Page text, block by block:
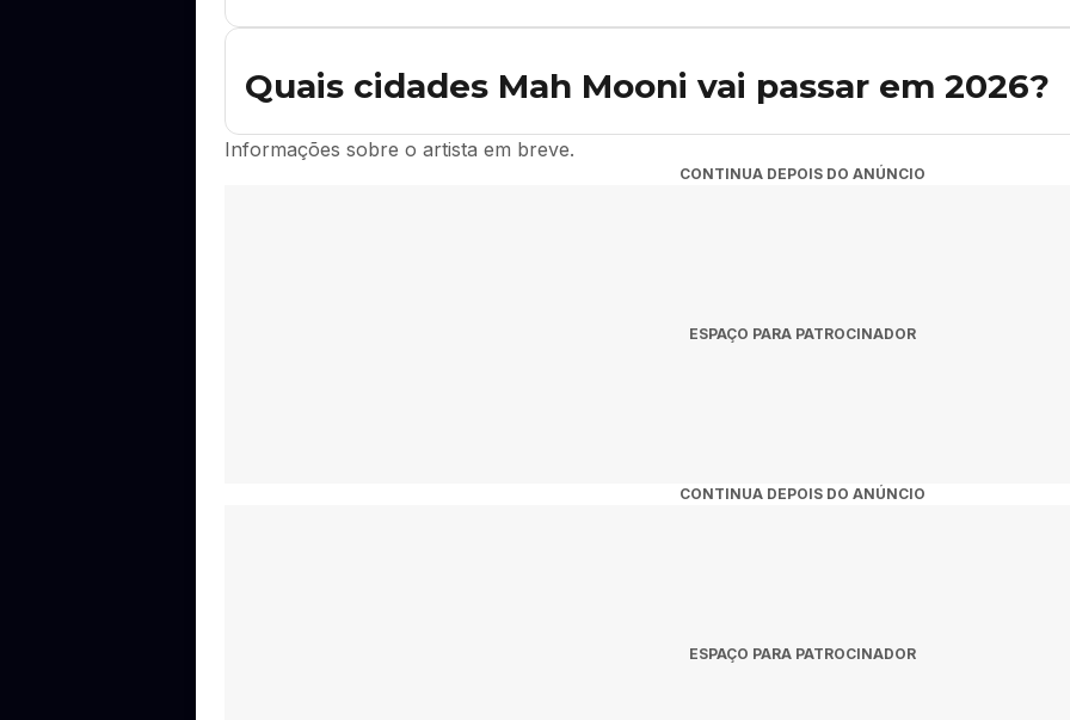
Quais cidades Mah Mooni vai passar em 2026?
Ainda não há datas de Mah Mooni confirmadas para 2026 na nossa agenda. Fique atento às novidades
Informações sobre o artista em breve.
CONTINUA DEPOIS DO ANÚNCIO
ESPAÇO PARA PATROCINADOR
CONTINUA DEPOIS DO ANÚNCIO
ESPAÇO PARA PATROCINADOR